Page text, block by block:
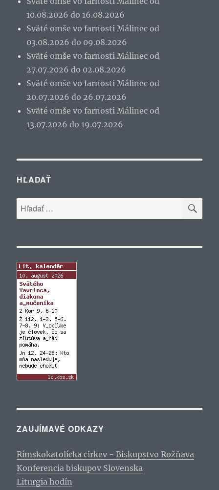
10.08.2026 do 16.08.2026
Sväté omše vo farnosti Málinec od
03.08.2026 do 09.08.2026
Sväté omše vo farnosti Málinec od
27.07.2026 do 02.08.2026
Sväté omše vo farnosti Málinec od
20.07.2026 do 26.07.2026
Sväté omše vo farnosti Málinec od
13.07.2026 do 19.07.2026
HĽADAŤ
Hľadať:
ZAUJÍMAVÉ ODKAZY
Rímskokatolícka cirkev - Biskupstvo Rožňava
Konferencia biskupov Slovenska
Liturgia hodín